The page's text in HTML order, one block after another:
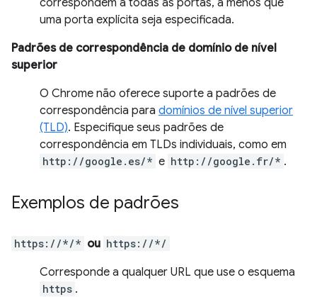
correspondem a todas as portas, a menos que
uma porta explícita seja especificada.
Padrões de correspondência de domínio de nível
superior
O Chrome não oferece suporte a padrões de
correspondência para domínios de nível superior
(TLD). Especifique seus padrões de
correspondência em TLDs individuais, como em
http://google.es/* e http://google.fr/* .
Exemplos de padrões
https://*/* ou https://*/
Corresponde a qualquer URL que use o esquema
https .